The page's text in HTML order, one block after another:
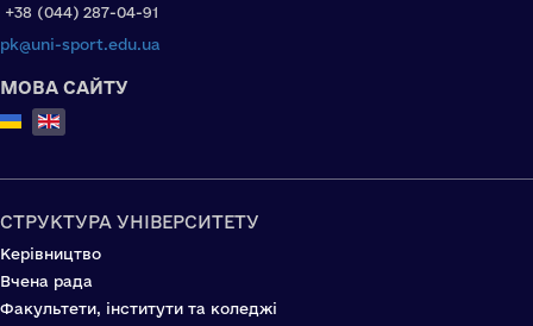
+38 (044) 287-04-91
pk@uni-sport.edu.ua
МОВА САЙТУ
Select your language
СТРУКТУРА УНІВЕРСИТЕТУ
Керівництво
Вчена рада
Факультети, інститути та коледжі